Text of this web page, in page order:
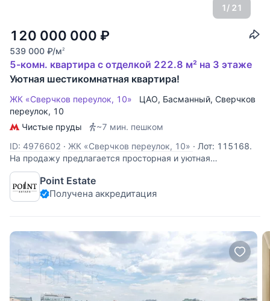
1/ 21
120 000 000 ₽
539 000 ₽/м2
5-комн. квартира с отделкой 222.8 м² на 3 этаже
Уютная шестикомнатная квартира!
ЖК «Сверчков переулок, 10» ЦАО, Басманный, Сверчков
переулок, 10
Чистые пруды
~7 мин. пешком
ID: 4976602 · ЖК «Сверчков переулок, 10» · Лот: 115168.
На продажу предлагается просторная и уютная
шестикомнатная квартира, площадью 223 кв.м., в центре
Москвы, расположенная на 3 этаже дома 1917 года
постройки. Функциональная планировка: гостиная, кухня-
Point Estate
Получена аккредитация